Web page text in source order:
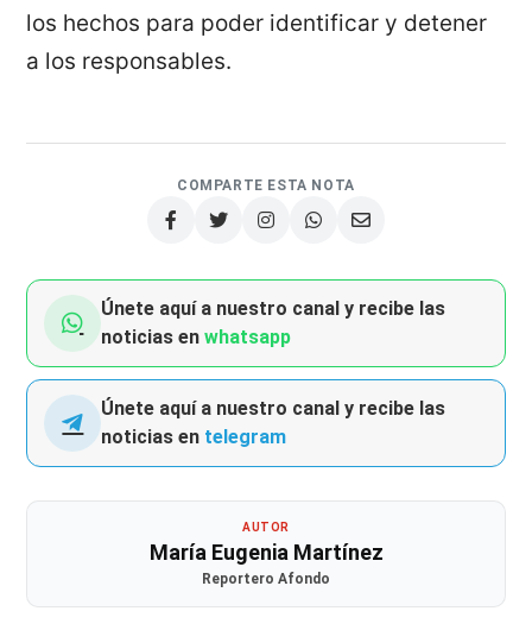
los hechos para poder identificar y detener
a los responsables.
COMPARTE ESTA NOTA
Únete aquí a nuestro canal y recibe las
noticias enwhatsapp
Únete aquí a nuestro canal y recibe las
noticias en telegram
AUTOR
María Eugenia Martínez
Reportero Afondo